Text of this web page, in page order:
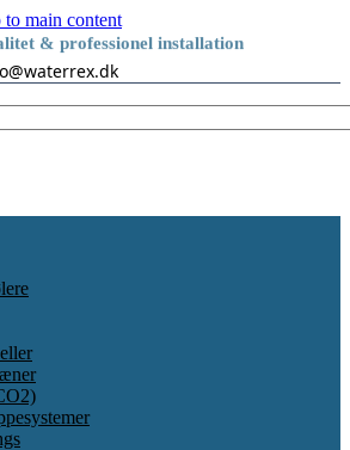
to main content
med vandløsninger